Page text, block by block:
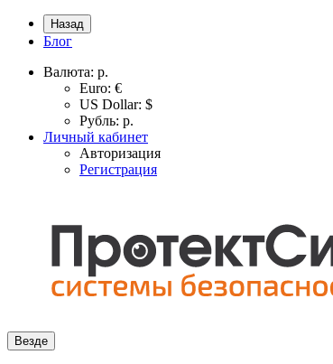
Назад
Блог
Валюта: р.
Euro: €
US Dollar: $
Рубль: р.
Личный кабинет
Авторизация
Регистрация
Везде